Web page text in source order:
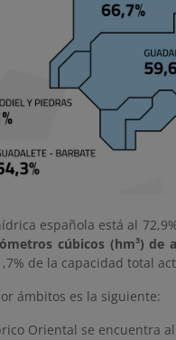
española está al
cúbicos (hm³)
de la capacidad total
ámbitos es la siguiente:
Oriental se encuentra al